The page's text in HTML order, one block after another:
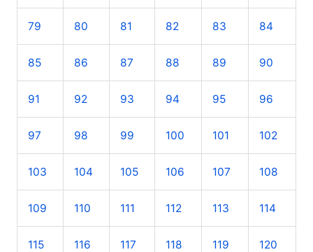
79 80 81 82 83 84
85 86 87 88 89 90
91 92 93 94 95 96
97 98 99 100 101 102
103 104 105 106 107 108
109 110 111 112 113 114
115 116 117 118 119 120